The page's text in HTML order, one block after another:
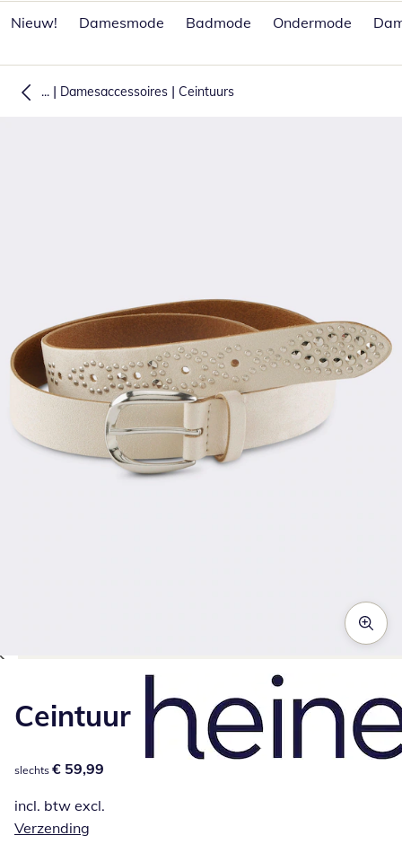
Nieuw!
Damesmode Badmode Ondermode
... | Damesaccessoires | Ceintuurs
Ceintuur
€ 59,99
slechts € 59,99
incl. btw excl.
Verzending